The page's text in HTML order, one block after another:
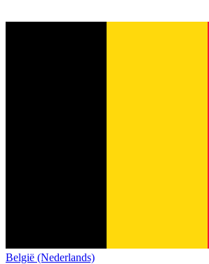
België (Nederlands)